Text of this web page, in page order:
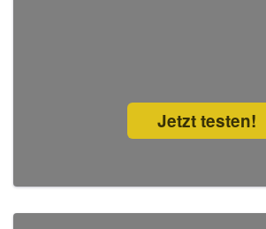
Jetzt testen!